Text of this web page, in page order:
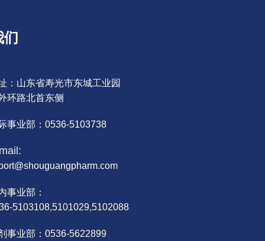
：山东省寿光市东城工业园
环路北首东侧
事业部：0536-5103738
事业部：
5103108,5101029,5102088
事业部：0536-5622899